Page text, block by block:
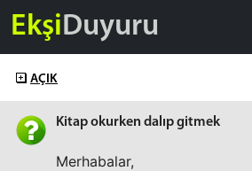
EkşiDuyuru
AÇIK
Kitap okurken dalıp gitmek
Merhabalar,